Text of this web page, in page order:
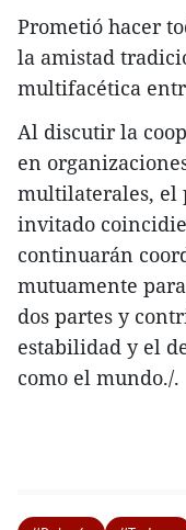
Prometió hacer
la amistad
multifacética
Al discutir la
en
multilaterales, el
invitado
continuarán
mutuamente
dos partes y
estabilidad y el
como el mundo./.